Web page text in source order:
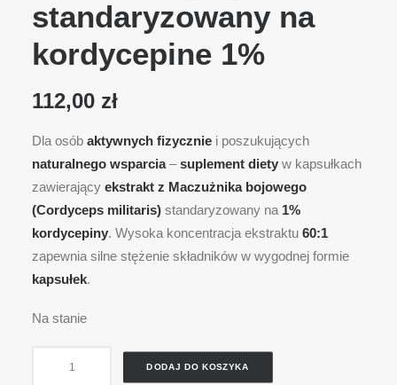
standaryzowany na
kordycepine 1%
112,00 zł
Dla osób aktywnych fizycznie i poszukujących
naturalnego wsparcia–suplement diety w kapsułkach
zawierający ekstrakt z Maczużnika bojowego
(Cordyceps militaris) standaryzowany na 1%
kordycepiny. Wysoka koncentracja ekstraktu 60:1
zapewnia silne stężenie składników w wygodnej formie
kapsułek.
Na stanie
DODAJ DO KOSZYKA